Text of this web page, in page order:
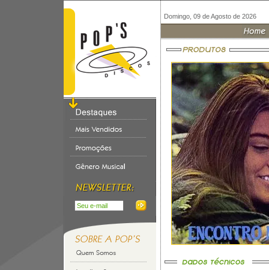
Domingo, 09 de Agosto de 2026